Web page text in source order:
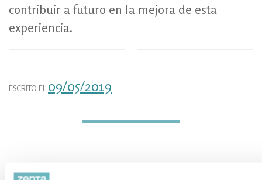
contribuir a futuro en la mejora de esta
experiencia.
ESCRITO EL 09/05/2019